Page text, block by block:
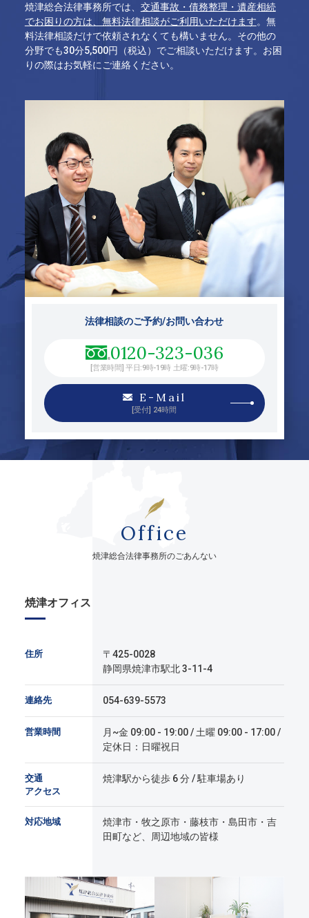
焼津総合法律事務所では、 交通事故・債務整理・遺産相続
でお困りの方は、無料法律相談がご利用いただけます。無
料法律相談だけで依頼されなくても構いません。その他の
分野でも30分5,500円（税込）でご相談いただけます。お困
りの際はお気軽にご連絡ください。
法律相談のご予約/お問い合わせ
0120-323-036
[営業時間] 平日:9時-19時 土曜:9時-17時
E-Mail
[受付] 24時間
Office
焼津総合法律事務所のごあんない
焼津オフィス
住所
〒425-0028
静岡県焼津市駅北 3-11-4
連絡先 054-639-5573
営業時間
月~金 09:00 - 19:00 / 土曜 09:00 - 17:00 /
定休日：日曜祝日
交通
アクセス
焼津駅から徒歩 6 分 / 駐車場あり
対応地域
焼津市・牧之原市・藤枝市・島田市・吉
田町など、周辺地域の皆様